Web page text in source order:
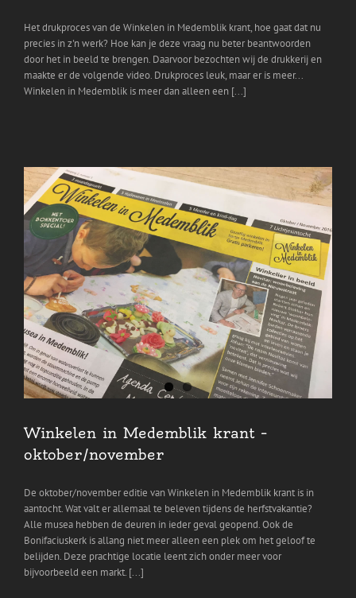
Het drukproces van de Winkelen in Medemblik krant, hoe gaat dat nu
precies in z'n werk? Hoe kan je deze vraag nu beter beantwoorden
door het in beeld te brengen. Daarvoor bezochten wij de drukkerij en
maakte er de volgende video. Drukproces leuk, maar er is meer...
Winkelen in Medemblik is meer dan alleen een [...]
Winkelen in Medemblik krant –
oktober/november
De oktober/november editie van Winkelen in Medemblik krant is in
aantocht. Wat valt er allemaal te beleven tijdens de herfstvakantie?
Alle musea hebben de deuren in ieder geval geopend. Ook de
Bonifaciuskerk is allang niet meer alleen een plek om het geloof te
belijden. Deze prachtige locatie leent zich onder meer voor
bijvoorbeeld een markt. [...]